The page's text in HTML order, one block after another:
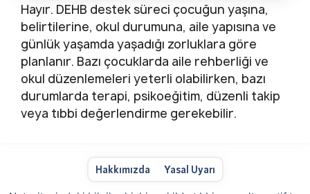
Hayır. DEHB destek süreci çocuğun yaşına,
belirtilerine, okul durumuna, aile yapısına ve
günlük yaşamda yaşadığı zorluklara göre
planlanır. Bazı çocuklarda aile rehberliği ve
okul düzenlemeleri yeterli olabilirken, bazı
durumlarda terapi, psikoeğitim, düzenli takip
veya tıbbi değerlendirme gerekebilir.
Hakkımızda Yasal Uyarı